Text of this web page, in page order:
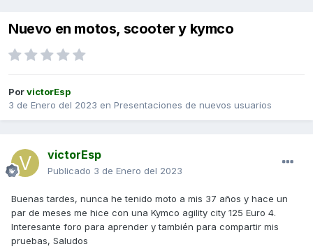
Nuevo en motos, scooter y kymco
PorvictorEsp
3 de Enero del 2023 en Presentaciones de nuevos usuarios
victorEsp
Publicado 3 de Enero del 2023
Buenas tardes, nunca he tenido moto a mis 37 años y hace un
par de meses me hice con una Kymco agility city 125 Euro 4.
Interesante foro para aprender y también para compartir mis
pruebas, Saludos